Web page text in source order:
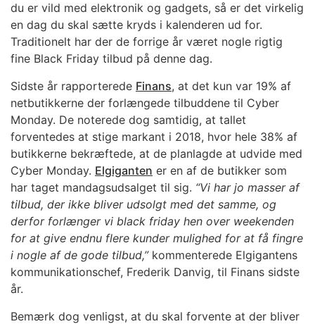
du er vild med elektronik og gadgets, så er det virkelig
en dag du skal sætte kryds i kalenderen ud for.
Traditionelt har der de forrige år været nogle rigtig
fine Black Friday tilbud på denne dag.
Sidste år rapporterede Finans, at det kun var 19% af
netbutikkerne der forlængede tilbuddene til Cyber
Monday. De noterede dog samtidig, at tallet
forventedes at stige markant i 2018, hvor hele 38% af
butikkerne bekræftede, at de planlagde at udvide med
Cyber Monday. Elgiganten er en af de butikker som
har taget mandagsudsalget til sig. “Vi har jo masser af
tilbud, der ikke bliver udsolgt med det samme, og
derfor forlænger vi black friday hen over weekenden
for at give endnu flere kunder mulighed for at få fingre
i nogle af de gode tilbud,”kommenterede Elgigantens
kommunikationschef, Frederik Danvig, til Finans sidste
år.
Bemærk dog venligst, at du skal forvente at der bliver